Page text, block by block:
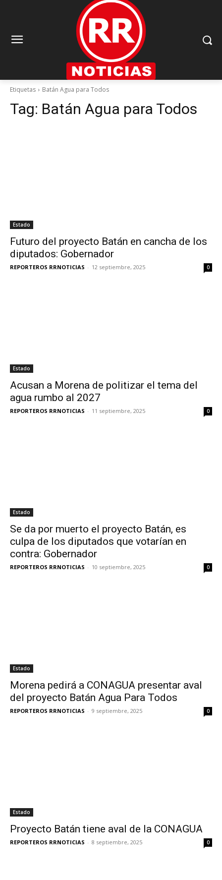
Etiquetas Batán Agua para Todos
Tag: Batán Agua para Todos
Estado
Futuro del proyecto Batán en cancha de los
diputados: Gobernador
REPORTEROS RRNOTICIAS - 12 septiembre, 2025 0
Estado
Acusan a Morena de politizar el tema del
agua rumbo al 2027
REPORTEROS RRNOTICIAS - 11 septiembre, 2025 0
Estado
Se da por muerto el proyecto Batán, es
culpa de los diputados que votarían en
contra: Gobernador
REPORTEROS RRNOTICIAS - 10 septiembre, 2025 0
Estado
Morena pedirá a CONAGUA presentar aval
del proyecto Batán Agua Para Todos
REPORTEROS RRNOTICIAS - 9 septiembre, 2025 0
Estado
Proyecto Batán tiene aval de la CONAGUA
REPORTEROS RRNOTICIAS - 8 septiembre, 2025 0